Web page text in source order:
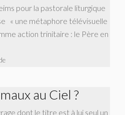
pour la pastorale liturgique
« une métaphore télévisuelle
action trinitaire : le Père en
au Ciel ?
dont le titre est à lui seul un